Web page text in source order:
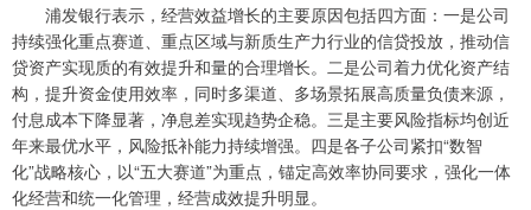
浦发银行表示，经营效益增长的主要原因包括四方面：一是公司
持续强化重点赛道、重点区域与新质生产力行业的信贷投放，推动信
贷资产实现质的有效提升和量的合理增长。二是公司着力优化资产结
构，提升资金使用效率，同时多渠道、多场景拓展高质量负债来源，
付息成本下降显著，净息差实现趋势企稳。三是主要风险指标均创近
年来最优水平，风险抵补能力持续增强。四是各子公司紧扣“数智
化”战略核心，以“五大赛道”为重点，锚定高效率协同要求，强化一体
化经营和统一化管理，经营成效提升明显。